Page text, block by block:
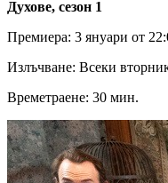
Духове, сезон 1
Премиера: 3 януари от
Излъчване: Всеки
Времетраене: 30 мин.